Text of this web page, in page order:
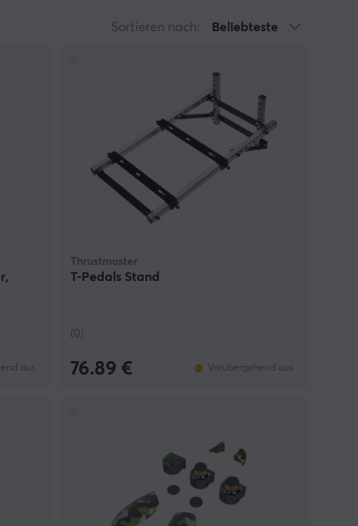
Sortieren nach: Beliebteste
aus
Thrustmaster
T-Pedals Stand
(0)
76.89 € Vorübergehend aus